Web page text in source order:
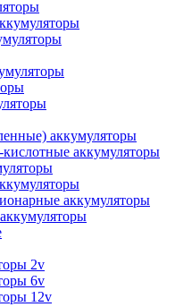
аккумуляторы
аккумуляторы
аккумуляторы
2v
6v
12v